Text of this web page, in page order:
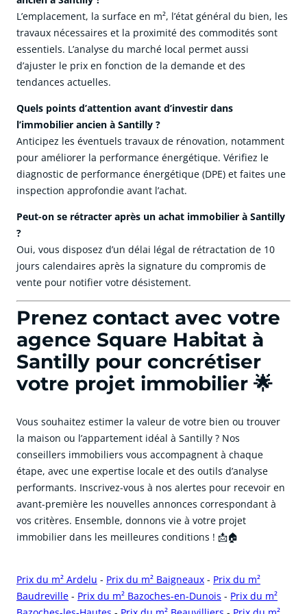
L’emplacement, la surface en m², l’état général du bien, les
travaux nécessaires et la proximité des commodités sont
essentiels. L’analyse du marché local permet aussi
d’ajuster le prix en fonction de la demande et des
tendances actuelles.
Quels points d’attention avant d’investir dans
l’immobilier ancien à Santilly ?
Anticipez les éventuels travaux de rénovation, notamment
pour améliorer la performance énergétique. Vérifiez le
diagnostic de performance énergétique (DPE) et faites une
inspection approfondie avant l’achat.
Peut-on se rétracter après un achat immobilier à Santilly
?
Oui, vous disposez d’un délai légal de rétractation de 10
jours calendaires après la signature du compromis de
vente pour notifier votre désistement.
Prenez contact avec votre
agence Square Habitat à
Santilly pour concrétiser
votre projet immobilier 🌟
Vous souhaitez estimer la valeur de votre bien ou trouver
la maison ou l’appartement idéal à Santilly ? Nos
conseillers immobiliers vous accompagnent à chaque
étape, avec une expertise locale et des outils d’analyse
performants. Inscrivez-vous à nos alertes pour recevoir en
avant-première les nouvelles annonces correspondant à
vos critères. Ensemble, donnons vie à votre projet
immobilier dans les meilleures conditions ! 📩🏠
Prix du m² Ardelu - Prix du m² Baigneaux - Prix du m²
Baudreville - Prix du m² Bazoches-en-Dunois - Prix du m²